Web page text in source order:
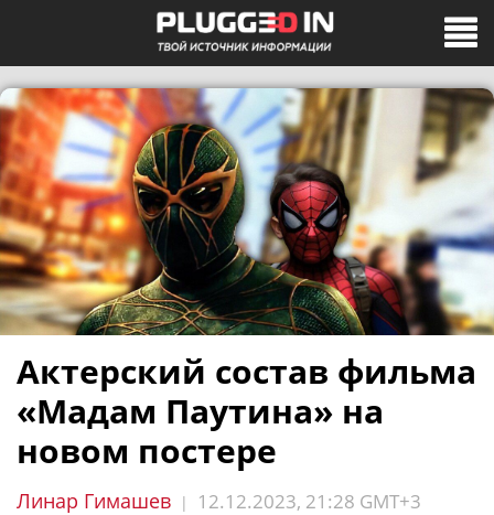
Актерский состав фильма
«Мадам Паутина» на
новом постере
Линар Гимашев | 12.12.2023, 21:28 GMT+3